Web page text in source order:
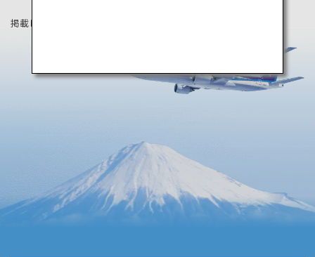
掲載している情報は2022年6月時点の情報です。